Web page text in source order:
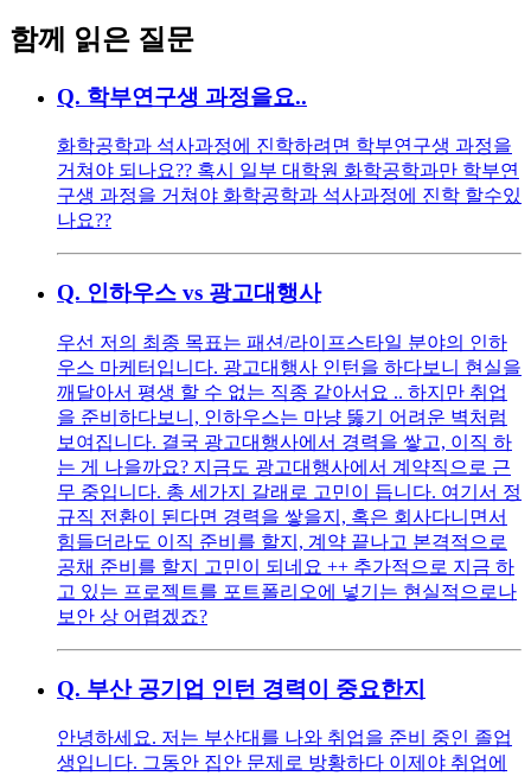
함께 읽은 질문
Q. 학부연구생 과정을요..
화학공학과 석사과정에 진학하려면 학부연구생 과정을
거쳐야 되나요?? 혹시 일부 대학원 화학공학과만 학부연
구생 과정을 거쳐야 화학공학과 석사과정에 진학 할수있
나요??
Q. 인하우스 vs 광고대행사
우선 저의 최종 목표는 패션/라이프스타일 분야의 인하
우스 마케터입니다. 광고대행사 인턴을 하다보니 현실을
깨달아서 평생 할 수 없는 직종 같아서요 .. 하지만 취업
을 준비하다보니, 인하우스는 마냥 뚫기 어려운 벽처럼
보여집니다. 결국 광고대행사에서 경력을 쌓고, 이직 하
는 게 나을까요? 지금도 광고대행사에서 계약직으로 근
무 중입니다. 총 세가지 갈래로 고민이 듭니다. 여기서 정
규직 전환이 된다면 경력을 쌓을지, 혹은 회사다니면서
힘들더라도 이직 준비를 할지, 계약 끝나고 본격적으로
공채 준비를 할지 고민이 되네요 ++ 추가적으로 지금 하
고 있는 프로젝트를 포트폴리오에 넣기는 현실적으로나
보안 상 어렵겠죠?
Q. 부산 공기업 인턴 경력이 중요한지
안녕하세요. 저는 부산대를 나와 취업을 준비 중인 졸업
생입니다. 그동안 집안 문제로 방황하다 이제야 취업에